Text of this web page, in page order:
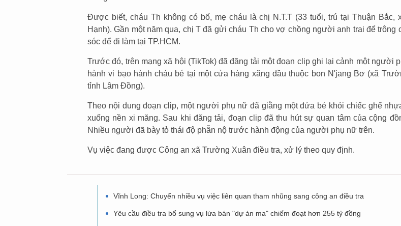
Được biết, cháu Th không có bố, mẹ cháu là chị N.T.T (33 tuổi, trú tại Thuận Bắc,
Hạnh). Gần một năm qua, chị T đã gửi cháu Th cho vợ chồng người anh trai để trông
sóc để đi làm tại TP.HCM.
Trước đó, trên mạng xã hội (TikTok) đã đăng tải một đoạn clip ghi lại cảnh một người
hành vi bạo hành cháu bé tại một cửa hàng xăng dầu thuộc bon N'jang Bơ (xã
tỉnh Lâm Đồng).
Theo nội dung đoạn clip, một người phụ nữ đã giằng một đứa bé khỏi chiếc ghế
xuống nền xi măng. Sau khi đăng tải, đoạn clip đã thu hút sự quan tâm của cộng
Nhiều người đã bày tỏ thái độ phẫn nộ trước hành động của người phụ nữ trên.
Vụ việc đang được Công an xã Trường Xuân điều tra, xử lý theo quy định.
Vĩnh Long: Chuyển nhiều vụ việc liên quan tham nhũng sang công an điều tra
Yêu cầu điều tra bổ sung vụ lừa bán "dự án ma" chiếm đoạt hơn 255 tỷ đồng